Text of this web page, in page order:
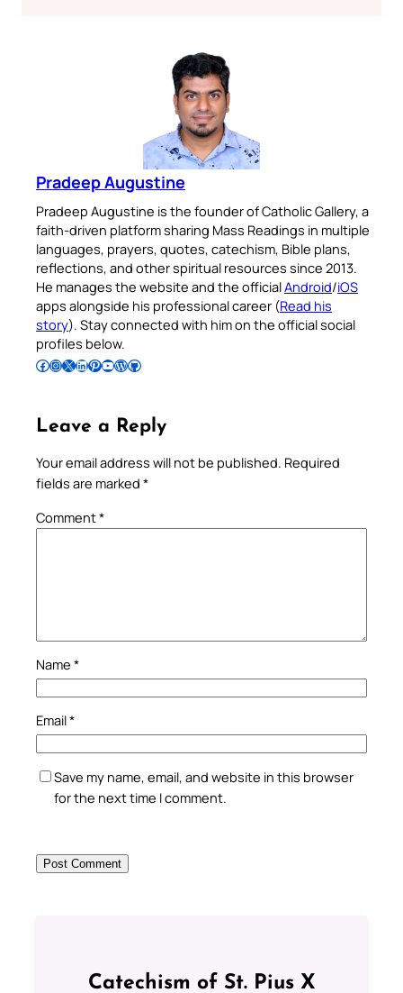
Pradeep Augustine
Pradeep Augustine is the founder of Catholic Gallery, a
faith-driven platform sharing Mass Readings in multiple
languages, prayers, quotes, catechism, Bible plans,
reflections, and other spiritual resources since 2013.
He manages the website and the officialAndroid/iOS
apps alongside his professional career (Read his
story). Stay connected with him on the official social
profiles below.
Follow Pradeep on Facebook Follow Pradeep on InstagramFollow Pradeep on X Follow Pradeep on LinkedIn Follow Pradeep on Pinterest Subscribe to Pradeep’s Youtube Channel Follow Pradeep on WordPress Follow Pradeep on GitHub
Leave a Reply
Your email address will not be published. Required
fields are marked *
Comment*
Name *
Email*
Save my name, email, and website in this browser
for the next time I comment.
Catechism of St. Pius X